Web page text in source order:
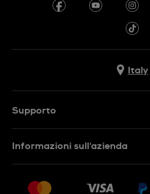
Italy
Supporto
Informazioni sull'azienda
Lavora con noi